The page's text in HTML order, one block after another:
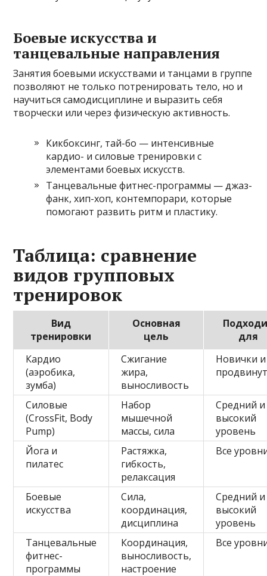
Боевые искусства и
танцевальные направления
Занятия боевыми искусствами и танцами в группе
позволяют не только потренировать тело, но и
научиться самодисциплине и выразить себя
творчески или через физическую активность.
Кикбоксинг, тай-бо — интенсивные
кардио- и силовые тренировки с
элементами боевых искусств.
Танцевальные фитнес-программы — джаз-
фанк, хип-хоп, контемпорари, которые
помогают развить ритм и пластику.
Таблица: сравнение
видов групповых
тренировок
Вид
тренировки
Основная
цель
для
Кардио
(аэробика,
зумба)
Сжигание
жира,
выносливость
Новички и
Силовые
(CrossFit, Body
Pump)
Набор
мышечной
массы, сила
Средний и
высокий
уровень
Йога и
пилатес
Растяжка,
гибкость,
релаксация
Все
Боевые
искусства
Сила,
координация,
дисциплина
Средний и
высокий
уровень
Танцевальные
фитнес-
программы
Координация,
выносливость,
настроение
Все